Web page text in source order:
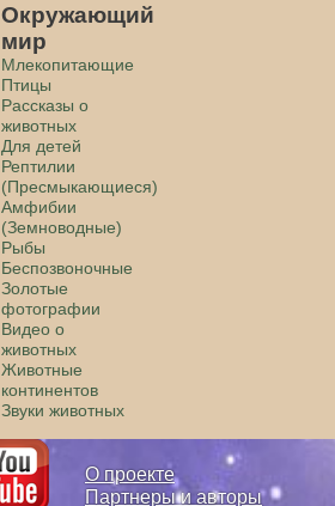
Окружающий
мир
Млекопитающие
Птицы
Рассказы о
животных
Для детей
Рептилии
(Пресмыкающиеся)
Амфибии
(Земноводные)
Рыбы
Беспозвоночные
Золотые
фотографии
Видео о
животных
Животные
континентов
Звуки животных
О проекте
Партнеры и авторы